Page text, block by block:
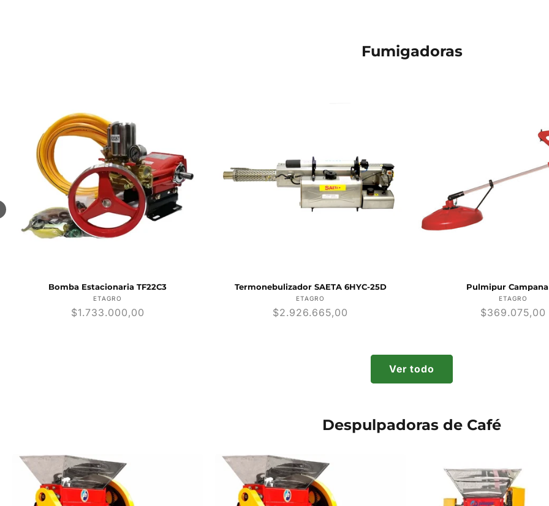
Fumigadoras
Bomba Estacionaria TF22C3
Proveedor:
ETAGRO
Precio
$1.733.000,00
Termonebulizador SAETA 6HYC-25D
Proveedor:
ETAGRO
Precio
$2.926.665,00
Pulmipur Campana
ETAGRO
Precio
$369.075,00
Ver todo
Despulpadoras de Café